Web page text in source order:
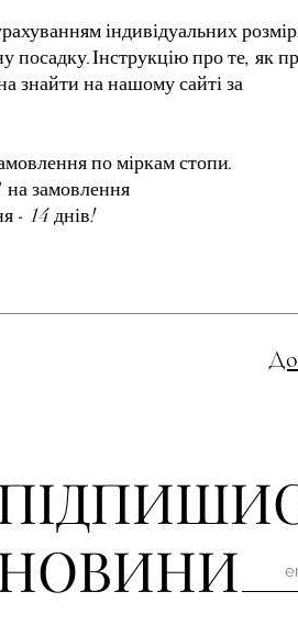
індивідуальних
посадку.Інструкцію про те, як
знайти на нашому сайті за
по міркам стопи.
на замовлення
- 14 днів!